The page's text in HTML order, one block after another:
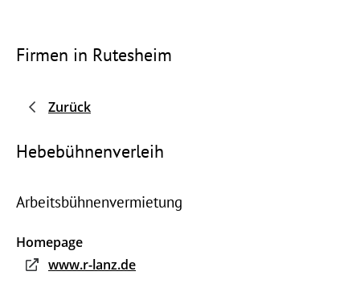
Firmen in Rutesheim
Zurück
Hebebühnenverleih
Arbeitsbühnenvermietung
Homepage
www.r-lanz.de